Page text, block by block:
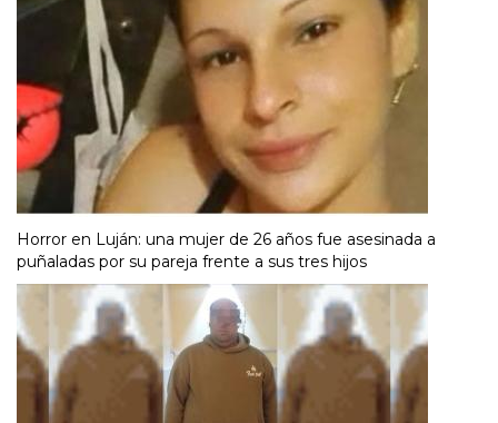
Horror en Luján: una mujer de 26 años fue asesinada a
puñaladas por su pareja frente a sus tres hijos